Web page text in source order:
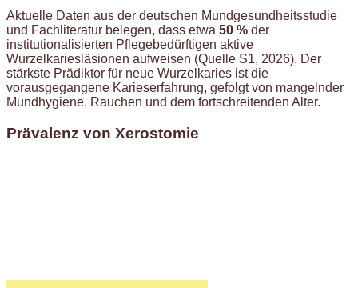
Aktuelle Daten aus der deutschen Mundgesundheitsstudie
und Fachliteratur belegen, dass etwa 50 % der
institutionalisierten Pflegebedürftigen aktive
Wurzelkariesläsionen aufweisen (Quelle S1, 2026). Der
stärkste Prädiktor für neue Wurzelkaries ist die
vorausgegangene Karieserfahrung, gefolgt von mangelnder
Mundhygiene, Rauchen und dem fortschreitenden Alter.
Prävalenz von Xerostomie